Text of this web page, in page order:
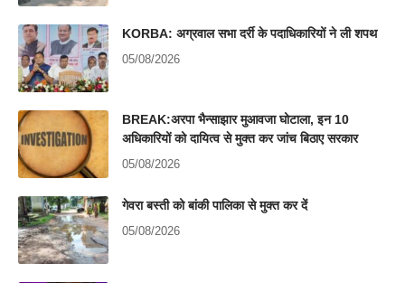
KORBA: अग्रवाल सभा दर्री के पदाधिकारियों ने ली शपथ
05/08/2026
BREAK:अरपा भैन्साझार मुआवजा घोटाला, इन 10
अधिकारियों को दायित्व से मुक्त कर जांच बिठाए सरकार
05/08/2026
गेवरा बस्ती को बांकी पालिका से मुक्त कर दें
05/08/2026